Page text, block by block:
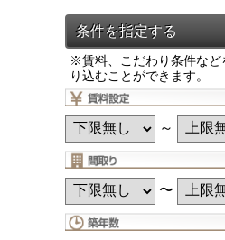
※賃料、こだわり条件など
り込むことができます。
～
〜